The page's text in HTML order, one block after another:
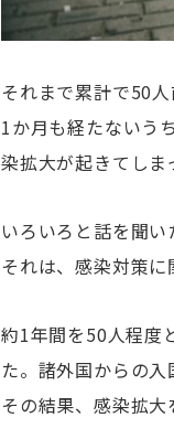
それまで累計で50
1か月も経たないう
染拡大が起きてしま
いろいろと話を聞
それは、感染対策に
約1年間を50人程度
た。諸外国からの
その結果、感染拡大